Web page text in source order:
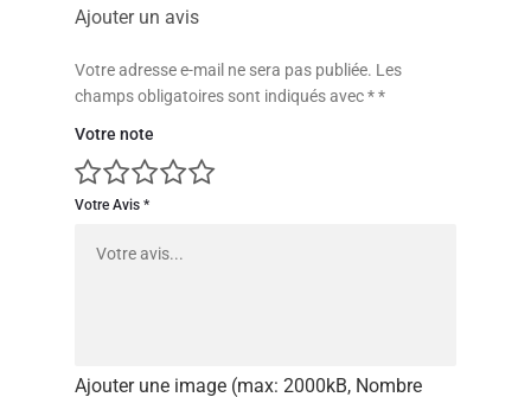
Ajouter un avis
Votre adresse e-mail ne sera pas publiée. Les
champs obligatoires sont indiqués avec*
Votre note
Votre Avis
Ajouter une image (max: 2000kB, Nombre